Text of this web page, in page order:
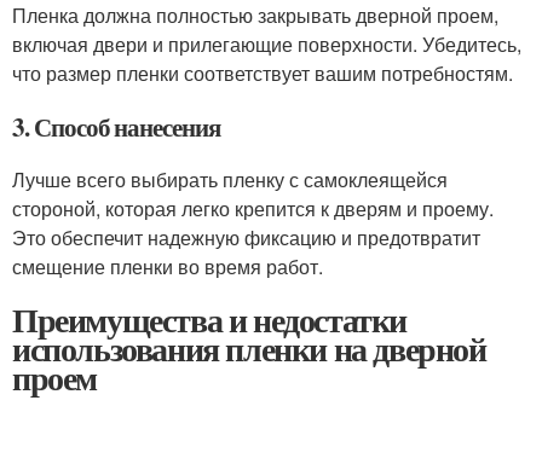
Пленка должна полностью закрывать дверной проем,
включая двери и прилегающие поверхности. Убедитесь,
что размер пленки соответствует вашим потребностям.
3. Способ нанесения
Лучше всего выбирать пленку с самоклеящейся
стороной, которая легко крепится к дверям и проему.
Это обеспечит надежную фиксацию и предотвратит
смещение пленки во время работ.
Преимущества и недостатки
использования пленки на дверной
проем